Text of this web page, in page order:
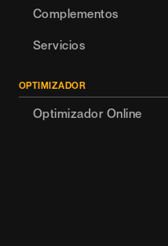
Complementos
Servicios
OPTIMIZADOR
Optimizador Online